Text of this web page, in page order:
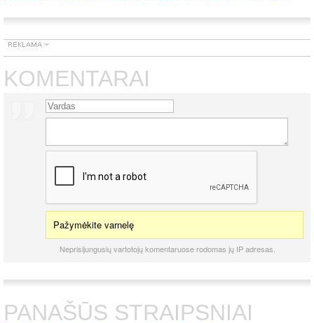
KOMENTARAI
Pažymėkite varnelę
Neprisijungusių vartotojų komentaruose rodomas jų IP adresas.
PANAŠŪS STRAIPSNIAI